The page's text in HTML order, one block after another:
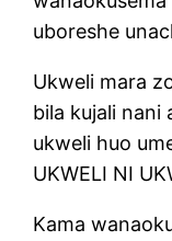
uboreshe
Ukweli mara
bila kujali nani
ukweli huo
UKWELI NI
Kama